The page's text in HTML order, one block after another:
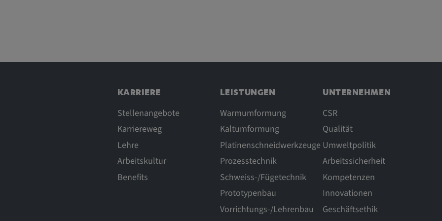
KARRIERE
Stellenangebote
Karriereweg
Lehre
Arbeitskultur
Benefits
LEISTUNGEN
Warmumformung
Kaltumformung
Platinenschneidwerkzeuge
Prozesstechnik
Schweiss-/Fügetechnik
Prototypenbau
Vorrichtungs-/Lehrenbau
UNTERNEHMEN
CSR
Qualität
Umweltpolitik
Arbeitssicherheit
Kompetenzen
Innovationen
Geschäftsethik